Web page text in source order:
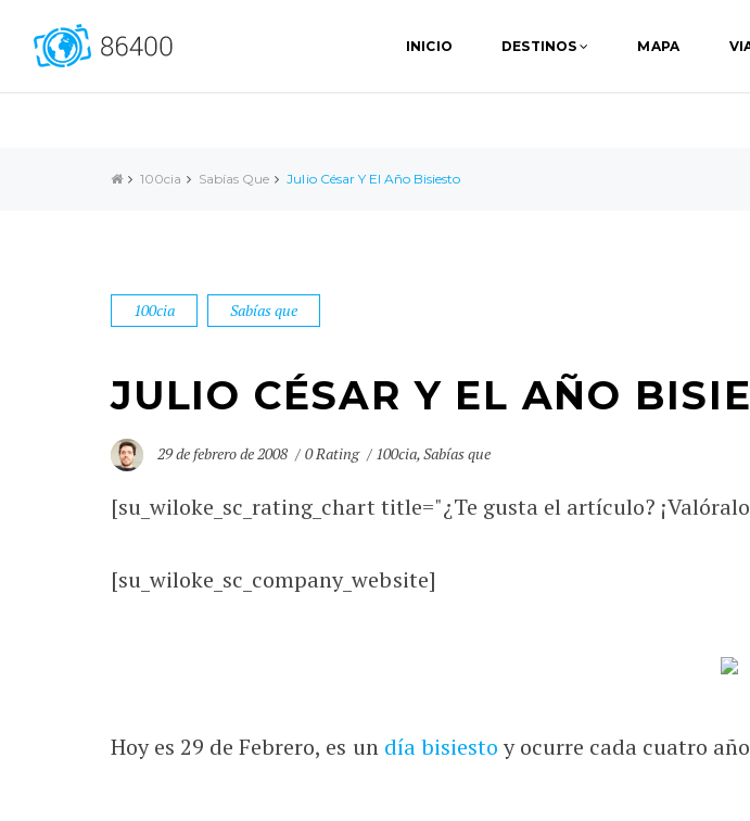
INICIO DESTINOS MAPA
100cia Sabías Que Julio César Y El Año Bisiesto
100cia Sabías que
JULIO CÉSAR Y EL AÑO
29 de febrero de 2008 0 Rating 100cia, Sabías que
[su_wiloke_sc_rating_chart title="¿Te gusta el artículo?
[su_wiloke_sc_company_website]
Hoy es 29 de Febrero, es un día bisiestoy ocurre cada cuatro